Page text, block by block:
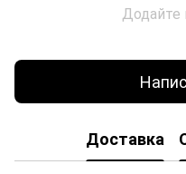
Додайте
Доставка